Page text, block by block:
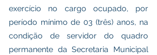
exercício no cargo ocupado, por
período mínimo de 03 (três) anos, na
condição de servidor do quadro
permanente da Secretaria Municipal